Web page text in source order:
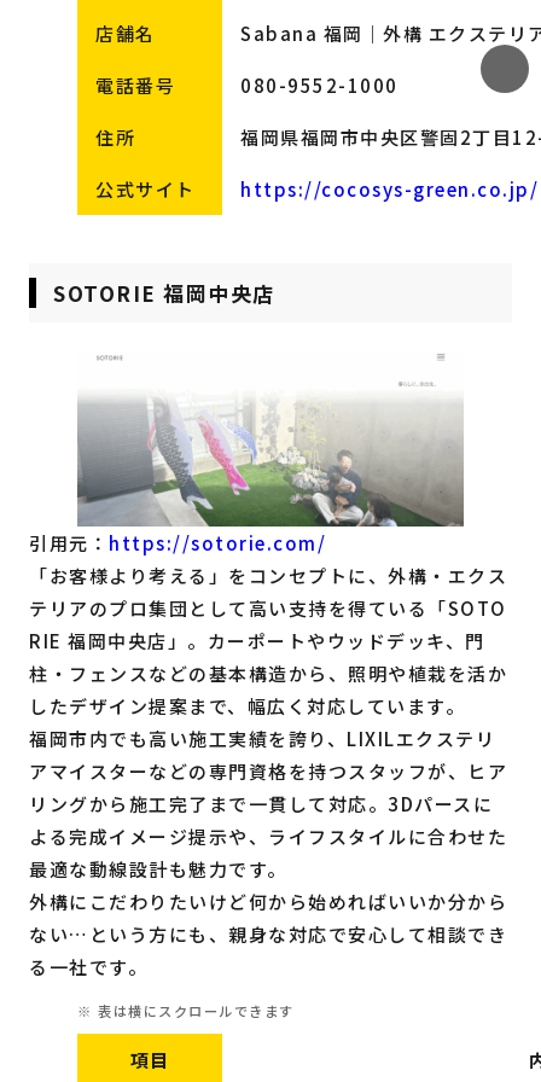
店舗名 Sabana 福岡｜外構 エクステリ
電話番号 080-9552-1000
住所 福岡県福岡市中央区警固2丁目
公式サイト https://cocosys-green.co.jp/
SOTORIE 福岡中央店
引用元： https://sotorie.com/
「お客様より考える」をコンセプトに、外構・エクス
テリアのプロ集団として高い支持を得ている「SOTO
RIE 福岡中央店」。カーポートやウッドデッキ、門
柱・フェンスなどの基本構造から、照明や植栽を活か
したデザイン提案まで、幅広く対応しています。
福岡市内でも高い施工実績を誇り、LIXILエクステリ
アマイスターなどの専門資格を持つスタッフが、ヒア
リングから施工完了まで一貫して対応。3Dパースに
よる完成イメージ提示や、ライフスタイルに合わせた
最適な動線設計も魅力です。
外構にこだわりたいけど何から始めればいいか分から
ない…という方にも、親身な対応で安心して相談でき
る一社です。
項目